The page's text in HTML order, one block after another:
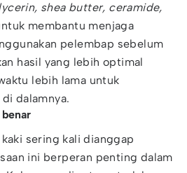
shea butter, ceramide,
membantu menjaga
pelembap sebelum
hasil yang lebih optimal
lebih lama untuk
dalamnya.
sering kali dianggap
ini berperan penting dalam